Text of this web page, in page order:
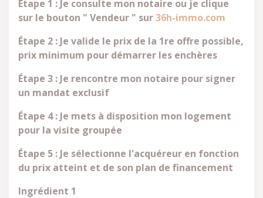
Étape 1 : Je consulte mon notaire ou je clique
sur le bouton " Vendeur " sur36h-immo.com
Étape 2 : Je valide le prix de la 1re offre possible,
prix minimum pour démarrer les enchères
Étape 3 : Je rencontre mon notaire pour signer
un mandat exclusif
Étape 4 : Je mets à disposition mon logement
pour la visite groupée
Étape 5 : Je sélectionne l'acquéreur en fonction
du prix atteint et de son plan de financement
Ingrédient 1